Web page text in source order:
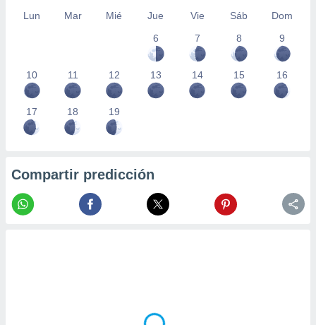
Lun Mar Mié Jue Vie Sáb
Dom
6
7 8 9
10 11 12 13 14 15 16
17 18 19
Compartir predicción